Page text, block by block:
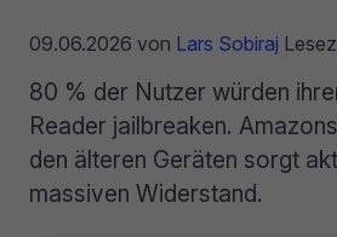
09.06.2026 von Lars Sobiraj
80 % der Nutzer würden
Reader jailbreaken.
den älteren Geräten sorgt
massiven Widerstand.